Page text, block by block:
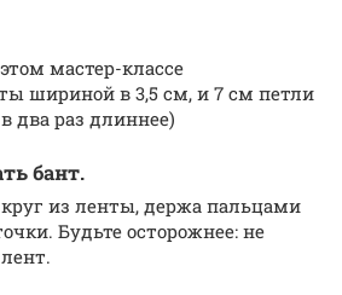
мастер-классе
шириной в 3,5 см, и 7 см петли
два раз длиннее)
бант.
из ленты, держа пальцами
Будьте осторожнее: не